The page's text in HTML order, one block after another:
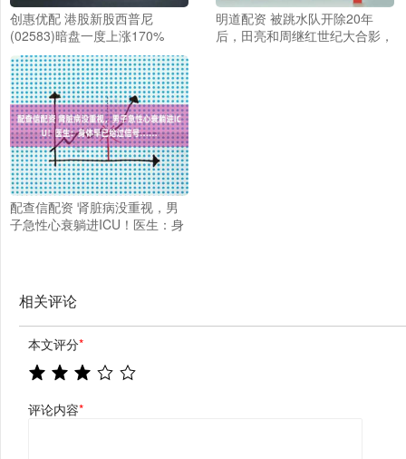
创惠优配 港股新股西普尼
(02583)暗盘一度上涨170%
明道配资 被跳水队开除20年
后，田亮和周继红世纪大合影，
配查信配资 肾脏病没重视，男
子急性心衰躺进ICU！医生：身
相关评论
本文评分*
评论内容*